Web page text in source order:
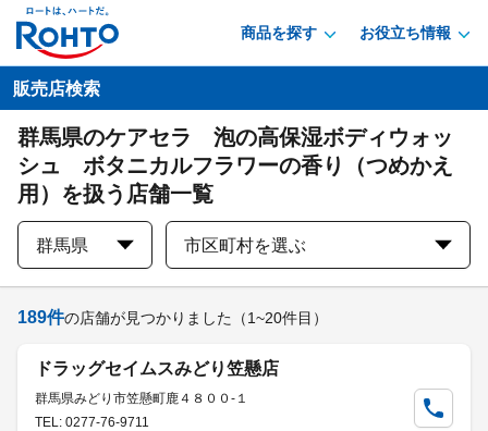
商品を探す お役立ち情報
販売店検索
群馬県のケアセラ 泡の高保湿ボディウォッ
シュ ボタニカルフラワーの香り（つめかえ
用）を扱う店舗一覧
群馬県 市区町村を選ぶ
189件の店舗が見つかりました （1~20件目）
ドラッグセイムスみどり笠懸店
群馬県みどり市笠懸町鹿４８００-１
TEL: 0277-76-9711